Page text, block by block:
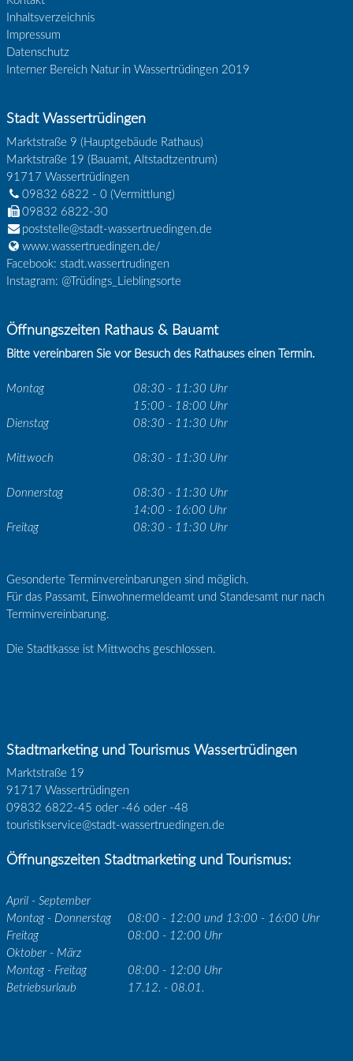
Inhaltsverzeichnis
Impressum
Datenschutz
Interner Bereich Natur in Wassertrüdingen 2019
Stadt Wassertrüdingen
Marktstraße 9 (Hauptgebäude Rathaus)
Marktstraße 19 (Bauamt, Altstadtzentrum)
91717 Wassertrüdingen
09832 6822 - 0(Vermittlung)
09832 6822-30
poststelle@stadt-wassertruedingen.de
www.wassertruedingen.de/
Facebook: stadt.wassertrudingen
Instagram: @Trüdings_Lieblingsorte
Öffnungszeiten Rathaus & Bauamt
Bitte vereinbaren Sie vor Besuch des Rathauses einen Termin.
Montag
08:30 - 11:30 Uhr
15:00 - 18:00 Uhr
Dienstag
08:30 - 11:30 Uhr
Mittwoch 08:30 - 11:30 Uhr
Donnerstag
08:30 - 11:30 Uhr
14:00 - 16:00 Uhr
Freitag
08:30 - 11:30 Uhr
Gesonderte Terminvereinbarungen sind möglich.
Für das Passamt, Einwohnermeldeamt und Standesamt nur nach
Terminvereinbarung.
Die Stadtkasse ist Mittwochs geschlossen.
Stadtmarketing und Tourismus Wassertrüdingen
Marktstraße 19
91717 Wassertrüdingen
09832 6822-45 oder -46 oder -48
touristikservice@stadt-wassertruedingen.de
Öffnungszeiten Stadtmarketing und Tourismus:
April - September
Montag - Donnerstag
08:00 - 12:00 und 13:00 - 16:00 Uhr
Freitag
08:00 - 12:00 Uhr
Oktober - März
Montag - Freitag
08:00 - 12:00 Uhr
Betriebsurlaub
17.12. - 08.01.